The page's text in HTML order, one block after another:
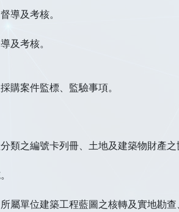
導及考核。
及考核。
購案件監標、監驗事項。
類之編號卡列冊、土地及建築物財產
屬單位建築工程藍圖之核轉及實地勘查